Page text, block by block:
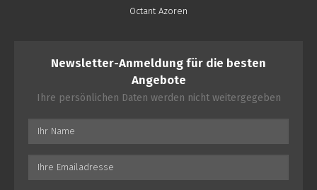
Octant Azoren
Newsletter-Anmeldung für die besten
Angebote
Ihre persönlichen Daten werden nicht weitergegeben